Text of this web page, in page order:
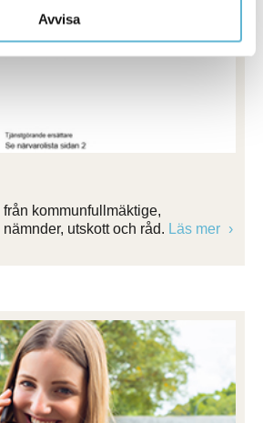
Avvisa
kommunfullmäktige,
utskott och råd. Läs mer